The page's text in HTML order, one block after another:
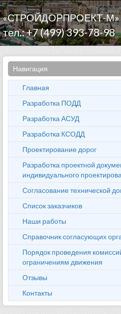
«СТРОЙДОРПРОЕКТ-М»
тел.: +7 (499) 393-78-98
Навигация
Главная
Разработка ПОДД
Разработка АСУД
Разработка КСОДД
Проектирование дорог
Разработка проектной
индивидуального
Согласование технической
Список заказчиков
Наши работы
Справочник согласующих
Порядок проведения
ограничениям движения
Отзывы
Контакты